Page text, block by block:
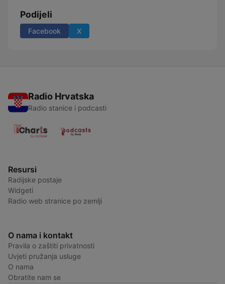
Podijeli
Facebook X
Radio Hrvatska
Radio stanice i podcasti
Resursi
Radijske postaje
Widgeti
Radio web stranice po zemlji
O nama i kontakt
Pravila o zaštiti privatnosti
Uvjeti pružanja usluge
O nama
Obratite nam se